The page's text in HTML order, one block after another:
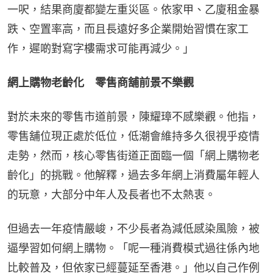
一呎，結果商廈都變左重災區。依家甲、乙廈租金暴
跌、空置率高，而且長遠好多企業開始習慣在家工
作，遲啲對寫字樓需求可能再減少。」
網上購物老齡化　零售商舖前景不樂觀
對於未來的零售市道前景，陳耀璋不感樂觀。他指，
零售舖位現正處於低位，低潮會維持多久很視乎疫情
走勢，然而，核心零售街道正面臨一個「網上購物老
齡化」的挑戰。他解釋，過去多年網上消費屬年輕人
的玩意，大部分中年人及長者也不太熱衷。
但過去一年疫情嚴峻，不少長者為減低感染風險，被
逼學習如何網上購物。「呢一種消費模式過往係內地
比較普及，但依家已經蔓延至香港。」他以自己作例